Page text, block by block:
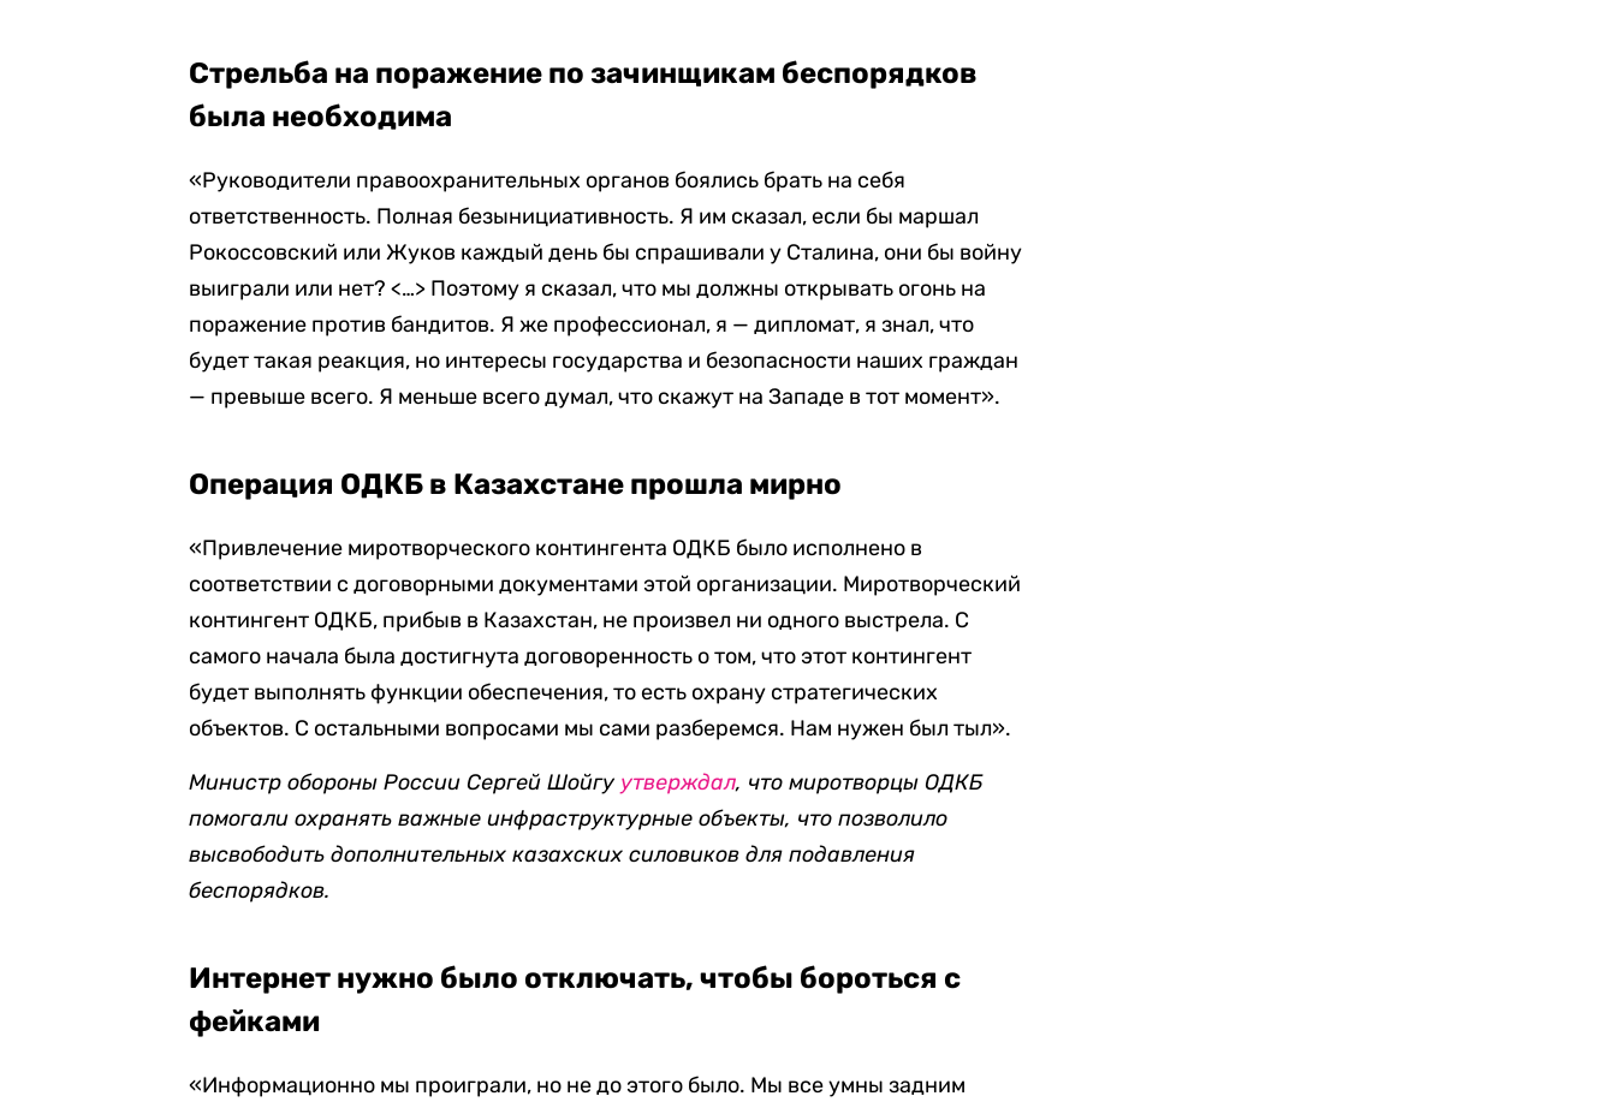
Стрельба на поражение по зачинщикам беспорядков
была необходима
«Руководители правоохранительных органов боялись брать на себя
ответственность. Полная безынициативность. Я им сказал, если бы маршал
Рокоссовский или Жуков каждый день бы спрашивали у Сталина, они бы войну
выиграли или нет? <…> Поэтому я сказал, что мы должны открывать огонь на
поражение против бандитов. Я же профессионал, я — дипломат, я знал, что
будет такая реакция, но интересы государства и безопасности наших граждан
— превыше всего. Я меньше всего думал, что скажут на Западе в тот момент».
Операция ОДКБ в Казахстане прошла мирно
«Привлечение миротворческого контингента ОДКБ было исполнено в
соответствии с договорными документами этой организации. Миротворческий
контингент ОДКБ, прибыв в Казахстан, не произвел ни одного выстрела. С
самого начала была достигнута договоренность о том, что этот контингент
будет выполнять функции обеспечения, то есть охрану стратегических
объектов. С остальными вопросами мы сами разберемся. Нам нужен был тыл».
Министр обороны России Сергей Шойгу утверждал, что миротворцы ОДКБ
помогали охранять важные инфраструктурные объекты, что позволило
высвободить дополнительных казахских силовиков для подавления
беспорядков.
Интернет нужно было отключать, чтобы бороться с
фейками
«Информационно мы проиграли, но не до этого было. Мы все умны задним